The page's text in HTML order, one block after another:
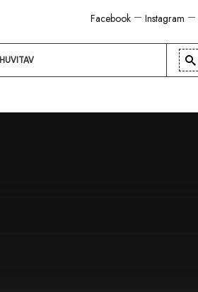
Instagram
Facebook
HUVITAV